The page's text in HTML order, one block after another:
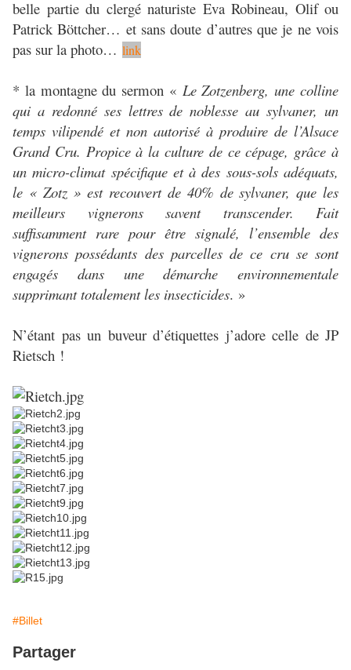
belle partie du clergé naturiste Eva Robineau, Olif ou
Patrick Böttcher… et sans doute d’autres que je ne vois
pas sur la photo… link
* la montagne du sermon « Le Zotzenberg, une colline
qui a redonné ses lettres de noblesse au sylvaner, un
temps vilipendé et non autorisé à produire de l’Alsace
Grand Cru. Propice à la culture de ce cépage, grâce à
un micro-climat spécifique et à des sous-sols adéquats,
le « Zotz » est recouvert de 40% de sylvaner, que les
meilleurs vignerons savent transcender. Fait
suffisamment rare pour être signalé, l’ensemble des
vignerons possédants des parcelles de ce cru se sont
engagés dans une démarche environnementale
supprimant totalement les insecticides. »
N’étant pas un buveur d’étiquettes j’adore celle de JP
Rietsch !
#Billet
Partager